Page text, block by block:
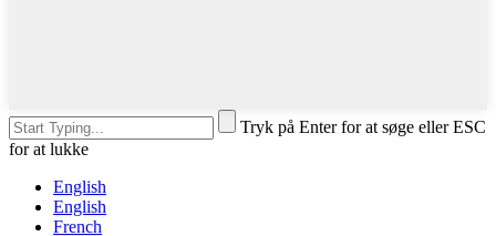
Tryk på Enter for at søge eller ESC
for at lukke
English
English
French